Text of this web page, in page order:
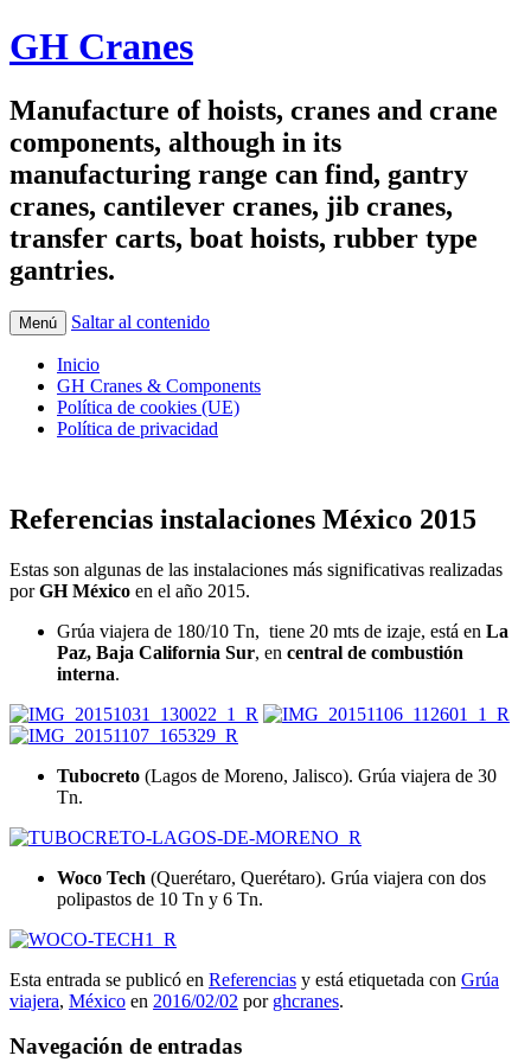
GH Cranes
Manufacture of hoists, cranes and crane
components, although in its
manufacturing range can find, gantry
cranes, cantilever cranes, jib cranes,
transfer carts, boat hoists, rubber type
gantries.
Menú Saltar al contenido
Inicio
GH Cranes & Components
Política de cookies (UE)
Política de privacidad
Referencias instalaciones México 2015
Estas son algunas de las instalaciones más significativas realizadas
porGH México en el año 2015.
Grúa viajera de 180/10 Tn, tiene 20 mts de izaje, está en La
Paz, Baja California Sur, en central de combustión
interna.
Tubocreto (Lagos de Moreno, Jalisco). Grúa viajera de 30
Tn.
Woco Tech (Querétaro, Querétaro). Grúa viajera con dos
polipastos de 10 Tn y 6 Tn.
Esta entrada se publicó en Referencias y está etiquetada con Grúa
viajera, México en 2016/02/02 por ghcranes.
Navegación de entradas